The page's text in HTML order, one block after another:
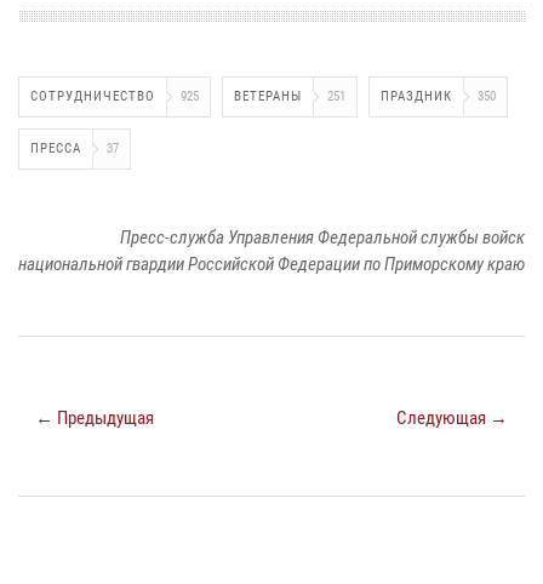
СОТРУДНИЧЕСТВО 925 ВЕТЕРАНЫ 251 ПРАЗДНИК 350
ПРЕССА 37
Пресс-служба Управления Федеральной службы войск
национальной гвардии Российской Федерации по Приморскому краю
← Предыдущая Следующая →